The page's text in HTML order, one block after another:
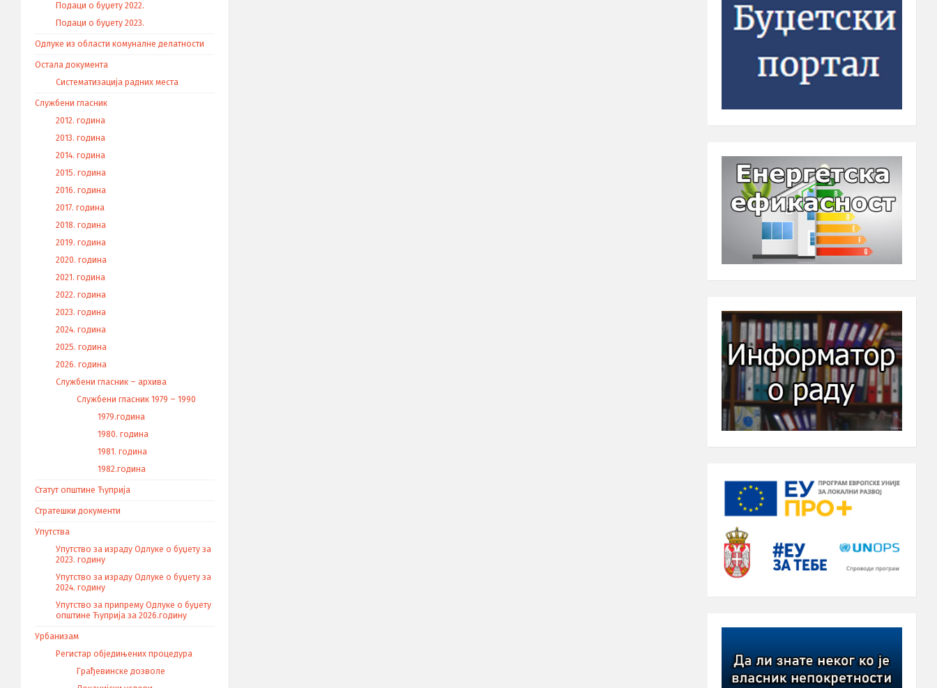
Подаци о буџету 2022.
Подаци о буџету 2023.
Одлуке из области комуналне делатности
Остала документа
Систематизација радних места
Службени гласник
2012. година
2013. година
2014. година
2015. година
2016. година
2017. година
2018. година
2019. година
2020. година
2021. година
2022. година
2023. година
2024. година
2025. година
2026. година
Службени гласник – архива
Службени гласник 1979 – 1990
1979.година
1980. година
1981. година
1982.година
Статут општине Ћуприја
Стратешки документи
Упутства
Упутство за израду Одлуке о буџету за
2023. годину
Упутство за израду Одлуке о буџету за
2024. годину
Упутство за припрему Одлуке о буџету
општине Ћуприја за 2026.годину
Урбанизам
Регистар обједињених процедура
Грађевинске дозволе